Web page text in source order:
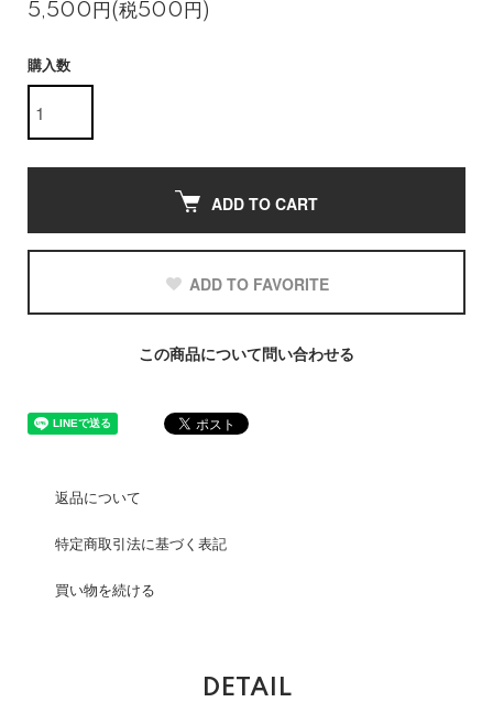
5,500円(税500円)
購入数
ADD TO CART
ADD TO FAVORITE
この商品について問い合わせる
返品について
特定商取引法に基づく表記
買い物を続ける
DETAIL